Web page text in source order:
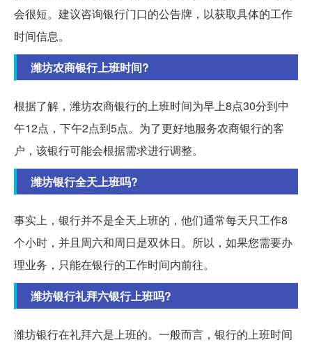
会很短。建议咨询银行门口的公告牌，以获取具体的工作
时间信息。
潍坊农商银行上班时间?
根据了解，潍坊农商银行的上班时间为早上8点30分到中
午12点，下午2点到5点。为了更好地服务农商银行的客
户，该银行可能会根据需求进行调整。
潍坊银行全天上班吗?
事实上，银行并不是全天上班的，他们通常每天只工作8
个小时，并且周六和周日是双休日。所以，如果您需要办
理业务，只能在银行的工作时间内前往。
潍坊银行礼拜六银行上班吗?
潍坊银行在礼拜六是上班的。一般而言，银行的上班时间